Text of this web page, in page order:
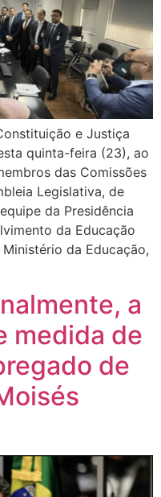
e Justiça
quinta-feira (23), ao
das Comissões
Legislativa, de
da Presidência
da Educação
da Educação,
a
medida de
de